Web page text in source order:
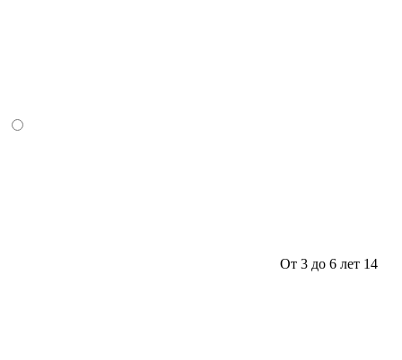
От 3 до 6 лет 14